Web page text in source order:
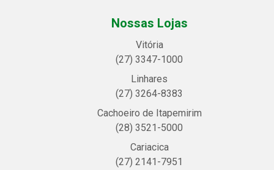
Nossas Lojas
Vitória
(27) 3347-1000
Linhares
(27) 3264-8383
Cachoeiro de Itapemirim
(28) 3521-5000
Cariacica
(27) 2141-7951